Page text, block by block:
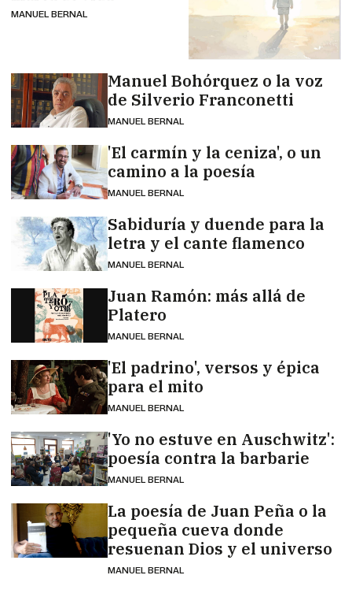
MANUEL BERNAL
Manuel Bohórquez o la voz
de Silverio Franconetti
MANUEL BERNAL
'El carmín y la ceniza', o un
camino a la poesía
MANUEL BERNAL
Sabiduría y duende para la
letra y el cante flamenco
MANUEL BERNAL
Juan Ramón: más allá de
Platero
MANUEL BERNAL
'El padrino', versos y épica
para el mito
MANUEL BERNAL
'Yo no estuve en Auschwitz':
poesía contra la barbarie
MANUEL BERNAL
La poesía de Juan Peña o la
pequeña cueva donde
resuenan Dios y el universo
MANUEL BERNAL